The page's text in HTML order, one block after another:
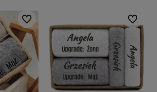
Do ulubionych Do